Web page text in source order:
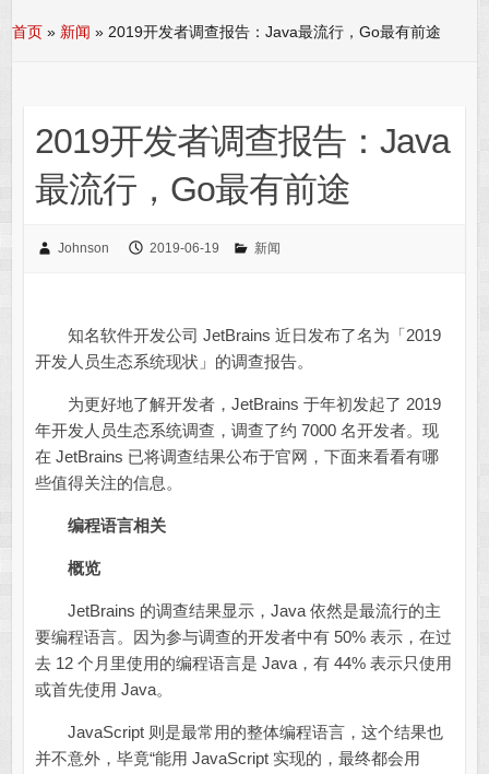
首页 » 新闻 » 2019开发者调查报告：Java最流行，Go最有前途
2019开发者调查报告：Java
最流行，Go最有前途
Johnson 2019-06-19 新闻
知名软件开发公司 JetBrains 近日发布了名为「2019
开发人员生态系统现状」的调查报告。
为更好地了解开发者，JetBrains 于年初发起了 2019
年开发人员生态系统调查，调查了约 7000 名开发者。现
在 JetBrains 已将调查结果公布于官网，下面来看看有哪
些值得关注的信息。
编程语言相关
概览
JetBrains 的调查结果显示，Java 依然是最流行的主
要编程语言。因为参与调查的开发者中有 50% 表示，在过
去 12 个月里使用的编程语言是 Java，有 44% 表示只使用
或首先使用 Java。
JavaScript 则是最常用的整体编程语言，这个结果也
并不意外，毕竟“能用 JavaScript 实现的，最终都会用